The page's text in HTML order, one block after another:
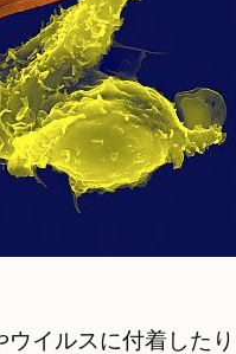
ウイルスに付着したり